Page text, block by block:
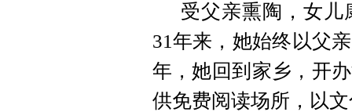
受父亲熏陶，女儿
31年来，她始终以父
年，她回到家乡，开
供免费阅读场所，以